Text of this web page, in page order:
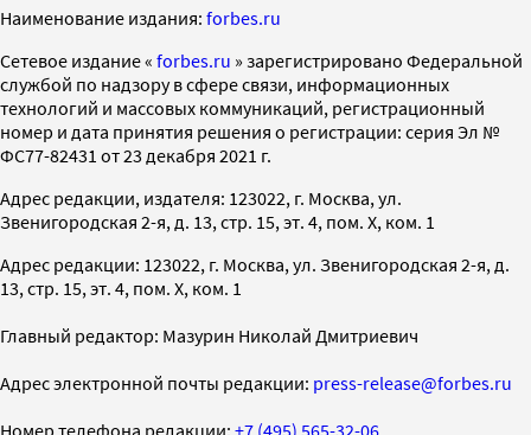
Наименование издания: forbes.ru
Cетевое издание « forbes.ru » зарегистрировано Федеральной
службой по надзору в сфере связи, информационных
технологий и массовых коммуникаций, регистрационный
номер и дата принятия решения о регистрации: серия Эл №
ФС77-82431 от 23 декабря 2021 г.
Адрес редакции, издателя: 123022, г. Москва, ул.
Звенигородская 2-я, д. 13, стр. 15, эт. 4, пом. X, ком. 1
Адрес редакции: 123022, г. Москва, ул. Звенигородская 2-я, д.
13, стр. 15, эт. 4, пом. X, ком. 1
Главный редактор: Мазурин Николай Дмитриевич
Адрес электронной почты редакции: press-release@forbes.ru
Номер телефона редакции: +7 (495) 565-32-06